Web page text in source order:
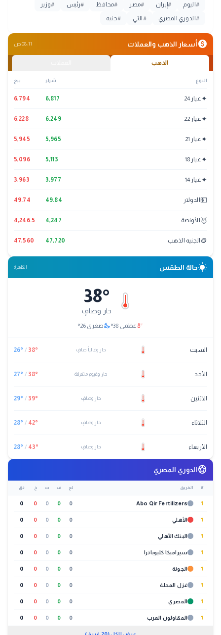
#اليوم #إيران #مصر #محافظ #رئيس #وزير
#الدوري المصري #التي #جنيه
monetization_onأسعار الذهب والعملات 08:11 ص
الذهب
النوع شراء بيع
✦عيار 24 6,817
6,794
✦عيار 22 6,249
6,228
✦عيار 21 5,965
5,945
✦عيار 18 5,113
5,096
✦عيار 14 3,977
3,963
💵الدولار 49.84
49.74
🥇 الأونصة 4,247
4,246.5
🪙 الجنيه الذهب 47,720
47,560
wb_sunnyحالة الطقس القاهرة
38°
حار وصافٍ
thermostatعظمى 38
°
nights_stayصغرى 26
°
السبت حار وغالباً صافٍ 38°
/
26°
الأحد حار وغيوم متفرقة 38°
/
27°
الاثنين حار وصافٍ 39°
/
29°
الثلاثاء حار وصافٍ 42°
/
28°
الأربعاء حار وصافٍ 43°
/
28°
sports_soccerالدوري المصري
# الفريق لع ف ت خ نق
1
Abo Qir Fertilizers
0
0
0
0
0
1 الأهلي 0
0
0
0
0
1 البنك الأهلي 0
0
0
0
0
1 سيراميكا كليوباترا 0
0
0
0
0
1 الجونة 0
0
0
0
0
1 غزل المحلة 0
0
0
0
0
1 المصري 0
0
0
0
0
1 المقاولون العرب 0
0
0
0
0